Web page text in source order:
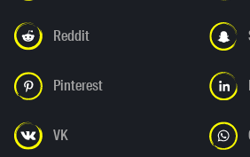
Reddit
Pinterest
VK